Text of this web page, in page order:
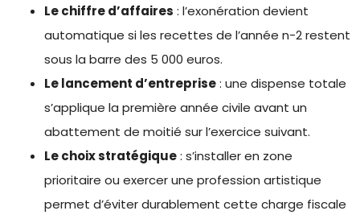
Le chiffre d’affaires : l’exonération devient
automatique si les recettes de l’année n-2 restent
sous la barre des 5 000 euros.
Le lancement d’entreprise: une dispense totale
s’applique la première année civile avant un
abattement de moitié sur l’exercice suivant.
Le choix stratégique: s’installer en zone
prioritaire ou exercer une profession artistique
permet d’éviter durablement cette charge fiscale